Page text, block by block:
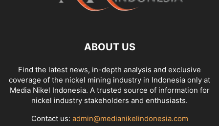
ABOUT US
Find the latest news, in-depth analysis and exclusive
coverage of the nickel mining industry in Indonesia only at
Media Nikel Indonesia. A trusted source of information for
nickel industry stakeholders and enthusiasts.
Contact us: admin@medianikelindonesia.com